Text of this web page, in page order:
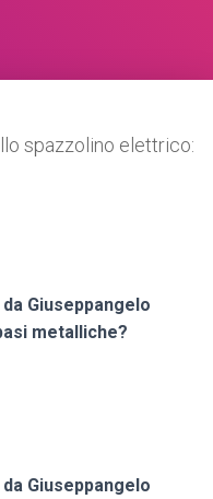
spazzolino elettrico:
Giuseppangelo
metalliche?
Giuseppangelo